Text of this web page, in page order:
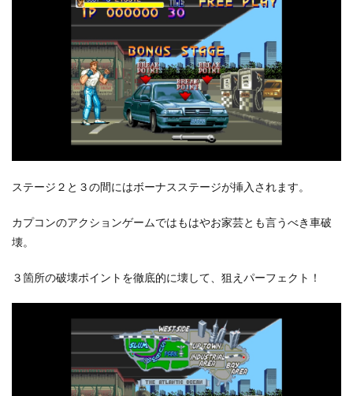
ステージ２と３の間にはボーナスステージが挿入されます。
カプコンのアクションゲームではもはやお家芸とも言うべき車破
壊。
３箇所の破壊ポイントを徹底的に壊して、狙えパーフェクト！